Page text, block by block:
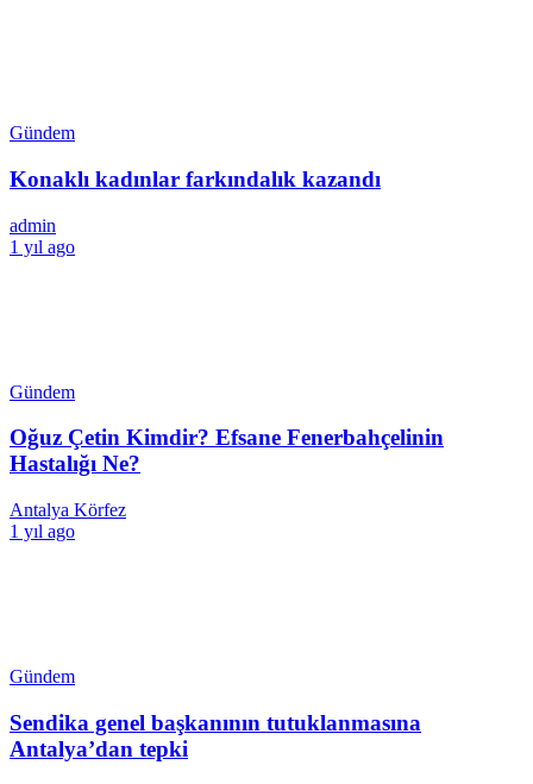
Gündem
Konaklı kadınlar farkındalık kazandı
admin
1 yıl ago
Gündem
Oğuz Çetin Kimdir? Efsane Fenerbahçelinin
Hastalığı Ne?
Antalya Körfez
1 yıl ago
Gündem
Sendika genel başkanının tutuklanmasına
Antalya’dan tepki